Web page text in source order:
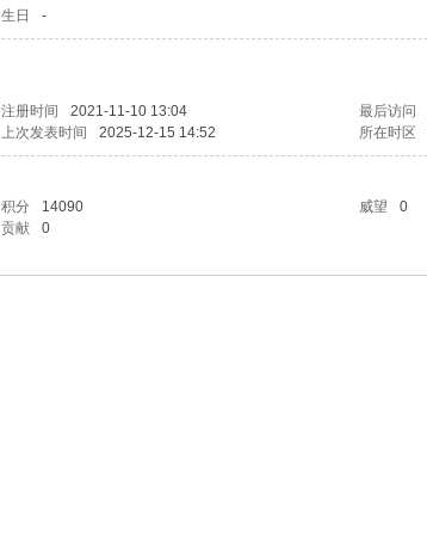
生日 -
注册时间 2021-11-10 13:04 最后访问
上次发表时间 2025-12-15 14:52 所在时区
积分 14090 威望
0
贡献 0